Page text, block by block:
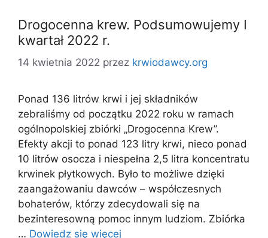
Drogocenna krew. Podsumowujemy I
kwartał 2022 r.
14 kwietnia 2022 przez krwiodawcy.org
Ponad 136 litrów krwi i jej składników
zebraliśmy od początku 2022 roku w ramach
ogólnopolskiej zbiórki „Drogocenna Krew”.
Efekty akcji to ponad 123 litry krwi, nieco ponad
10 litrów osocza i niespełna 2,5 litra koncentratu
krwinek płytkowych. Było to możliwe dzięki
zaangażowaniu dawców – współczesnych
bohaterów, którzy zdecydowali się na
bezinteresowną pomoc innym ludziom. Zbiórka
… Dowiedz się więcej